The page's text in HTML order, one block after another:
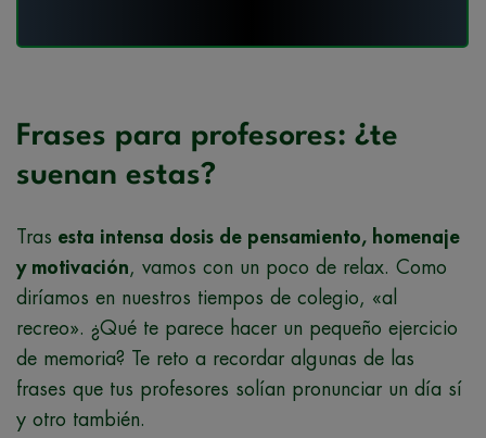
Frases para profesores: ¿te
suenan estas?
Tras esta intensa dosis de pensamiento, homenaje
y motivación, vamos con un poco de relax. Como
diríamos en nuestros tiempos de colegio, «al
recreo». ¿Qué te parece hacer un pequeño ejercicio
de memoria? Te reto a recordar algunas de las
frases que tus profesores solían pronunciar un día sí
y otro también.